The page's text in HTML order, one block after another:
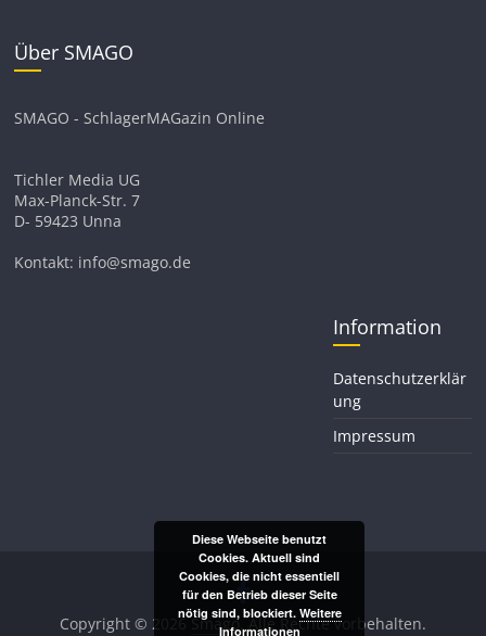
Über SMAGO
SMAGO - SchlagerMAGazin Online
Tichler Media UG
Max-Planck-Str. 7
D- 59423 Unna
Kontakt: info@smago.de
Information
Datenschutzerklär
ung
Impressum
Copyright © 2026Smago. Alle Rechte vorbehalten.
Diese Webseite benutzt
Cookies. Aktuell sind
Cookies, die nicht essentiell
für den Betrieb dieser Seite
nötig sind, blockiert. Weitere
Informationen